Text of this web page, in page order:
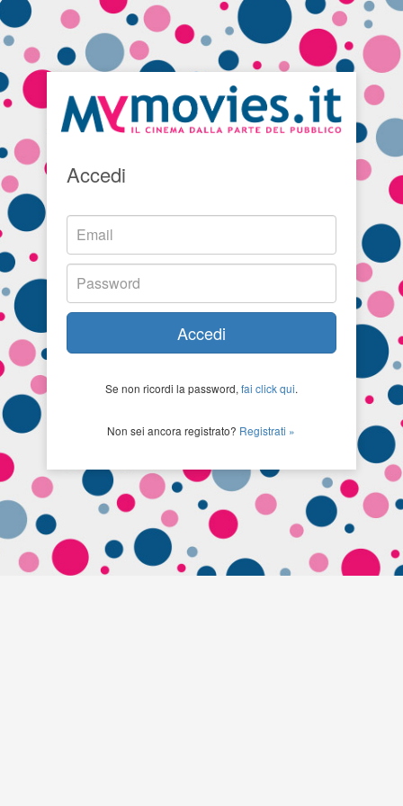
Accedi
Accedi
Se non ricordi la password, fai click qui.
Non sei ancora registrato? Registrati »